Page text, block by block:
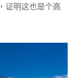
证明这也是个高